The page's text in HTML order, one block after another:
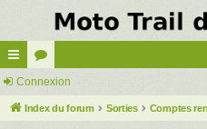
cc
ès
or
u
Connexion
Index du forum Sorties Comptes